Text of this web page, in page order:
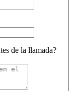
de la llamada?